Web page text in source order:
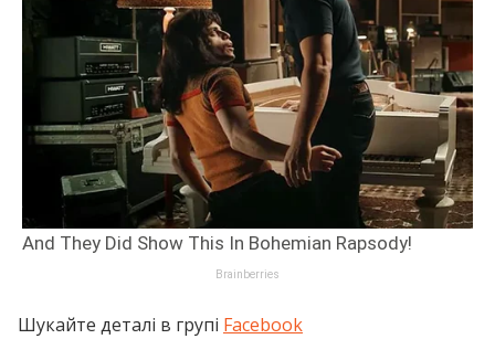
Шукайте деталі в групі Facebook